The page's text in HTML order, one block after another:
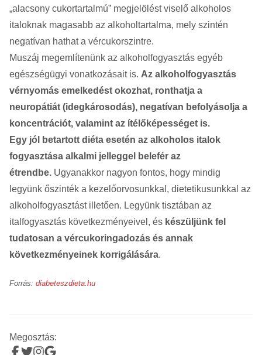
„alacsony cukortartalmú” megjelölést viselő alkoholos
italoknak magasabb az alkoholtartalma, mely szintén
negatívan hathat a vércukorszintre.
Muszáj megemlítenünk az alkoholfogyasztás egyéb
egészségügyi vonatkozásait is. Az alkoholfogyasztás
vérnyomás emelkedést okozhat, ronthatja a
neuropátiát (idegkárosodás), negatívan befolyásolja a
koncentrációt, valamint az ítélőképességet is.
Egy jól betartott diéta esetén az alkoholos italok
fogyasztása alkalmi jelleggel belefér az
étrendbe. Ugyanakkor nagyon fontos, hogy mindig
legyünk őszinték a kezelőorvosunkkal, dietetikusunkkal az
alkoholfogyasztást illetően. Legyünk tisztában az
italfogyasztás következményeivel, és készüljünk fel
tudatosan a vércukoringadozás és annak
következményeinek korrigálására.
Forrás: diabeteszdieta.hu
Megosztás: